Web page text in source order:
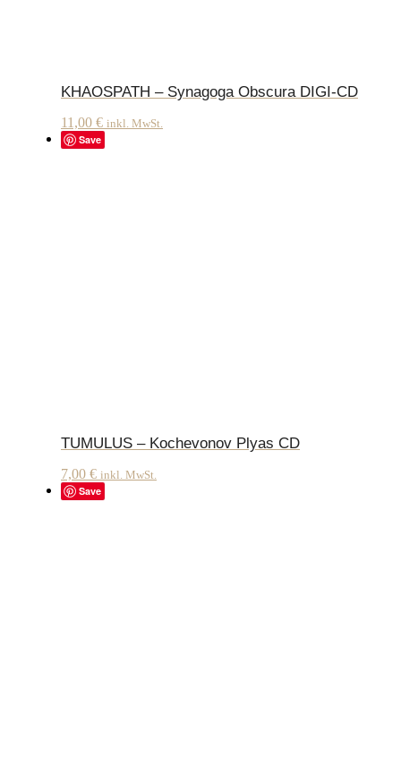
KHAOSPATH – Synagoga Obscura DIGI-CD
11,00 € inkl. MwSt.
Save
TUMULUS – Kochevonov Plyas CD
7,00 € inkl. MwSt.
Save